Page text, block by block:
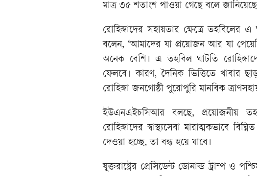
মাত্র ৩৫ শতাংশ পাওয়া গেছে বলে
রোহিঙ্গাদের সহায়তার ক্ষেত্রে তহবিলের
বলেন, ‘আমাদের যা প্রয়োজন আর যা
অনেক বেশি। এ তহবিল ঘাটতি
ফেলবে। কারণ, দৈনিক ভিত্তিতে খাবার
রোহিঙ্গা জনগোষ্ঠী পুরোপুরি মানবিক
ইউএনএইচসিআর বলছে, প্রয়োজনীয়
রোহিঙ্গাদের স্বাস্থ্যসেবা মারাত্মকভাবে
দেওয়া হচ্ছে, তা বন্ধ হয়ে যাবে।
যুক্তরাষ্ট্রের প্রেসিডেন্ট ডোনাল্ড ট্রাম্প ও